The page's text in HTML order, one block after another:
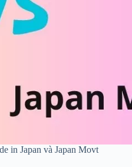
in Japan và Japan Movt